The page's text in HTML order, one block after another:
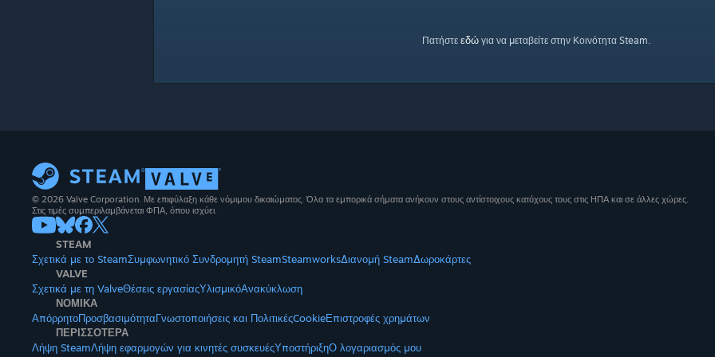
Πατήστε εδώ για να μεταβείτε στην Κοινότητα Steam.
© 2026 Valve Corporation. Με επιφύλαξη κάθε νόμιμου δικαιώματος. Όλα τα εμπορικά σήματα ανήκουν στους αντίστοιχους κατόχους τους στις ΗΠΑ και σε άλλες χώρες.
Στις τιμές συμπεριλαμβάνεται ΦΠΑ, όπου ισχύει.
STEAM
Σχετικά με το SteamΣυμφωνητικό Συνδρομητή SteamSteamworksΔιανομή SteamΔωροκάρτες
VALVE
Σχετικά με τη ValveΘέσεις εργασίαςΥλισμικόΑνακύκλωση
ΝΟΜΙΚΑ
ΑπόρρητοΠροσβασιμότηταΓνωστοποιήσεις και ΠολιτικέςCookieΕπιστροφές χρημάτων
ΠΕΡΙΣΣΟΤΕΡΑ
Λήψη SteamΛήψη εφαρμογών για κινητές συσκευέςΥποστήριξηΟ λογαριασμός μου